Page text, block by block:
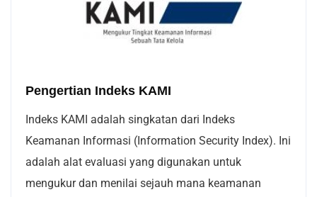
Pengertian Indeks KAMI
Indeks KAMI adalah singkatan dari Indeks
Keamanan Informasi (Information Security Index). Ini
adalah alat evaluasi yang digunakan untuk
mengukur dan menilai sejauh mana keamanan